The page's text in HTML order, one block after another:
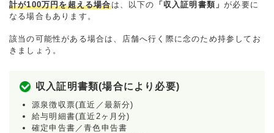
計が100万円を超える場合は、以下の 「収入証明書類」が必要に
なる場合もあります。
該当の可能性がある場合は、店舗へ行く際に念のため持参してお
きましょう。
収入証明書類(場合により必要)
源泉徴収票(直近／最新分)
給与明細書(直近2ヶ月分)
確定申告書／青色申告書